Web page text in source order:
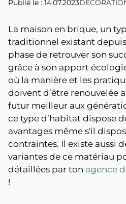
Publié le : 14.07.2023
La maison en brique, un
traditionnel existant
phase de retrouver son
grâce à son apport
où la manière et les
doivent d’être renouvelée
futur meilleur aux
ce type d’habitat dispose
avantages même s'il
contraintes. Il existe aussi
variantes de ce matériau
détaillées par ton agence
!